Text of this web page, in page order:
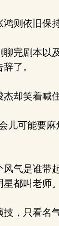
则依旧保持
完剧本以
了。
却笑着喊
儿可能要麻
气是谁带
都叫老师。
，只看名气